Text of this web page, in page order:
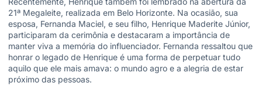
21ª Megaleite, realizada em Belo Horizonte. Na ocasião, sua
esposa, Fernanda Maciel, e seu filho, Henrique Maderite Júnior,
participaram da cerimônia e destacaram a importância de
manter viva a memória do influenciador. Fernanda ressaltou que
honrar o legado de Henrique é uma forma de perpetuar tudo
aquilo que ele mais amava: o mundo agro e a alegria de estar
próximo das pessoas.